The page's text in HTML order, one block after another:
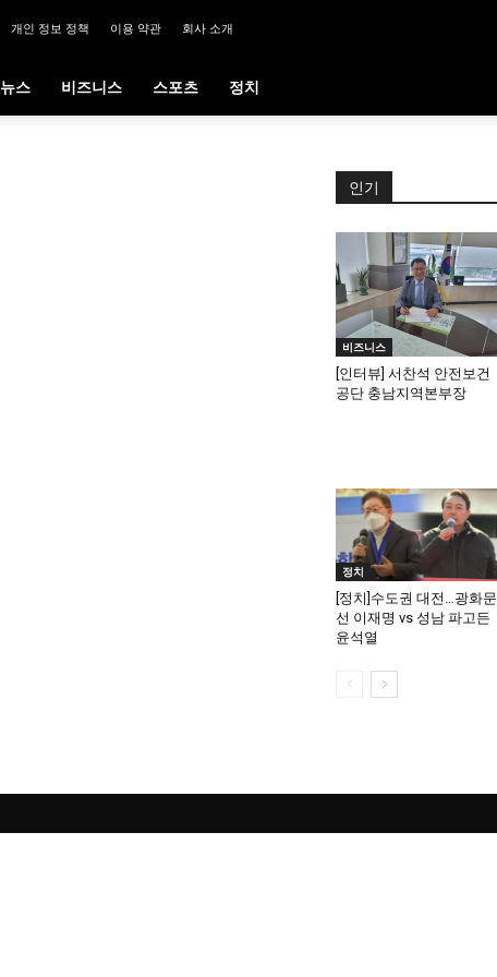
개인 정보 정책 이용 약관 회사 소개
뉴스 비즈니스 스포츠 정치
인기
비즈니스
[인터뷰] 서찬석 안전보건
공단 충남지역본부장
정치
[정치]수도권 대전…광화문
선 이재명 vs 성남 파고든
윤석열